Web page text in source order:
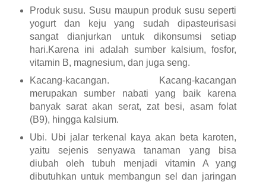
Produk susu. Susu maupun produk susu seperti
yogurt dan keju yang sudah dipasteurisasi
sangat dianjurkan untuk dikonsumsi setiap
hari.Karena ini adalah sumber kalsium, fosfor,
vitamin B, magnesium, dan juga seng.
Kacang-kacangan. Kacang-kacangan
merupakan sumber nabati yang baik karena
banyak sarat akan serat, zat besi, asam folat
(B9), hingga kalsium.
Ubi. Ubi jalar terkenal kaya akan beta karoten,
yaitu sejenis senyawa tanaman yang bisa
diubah oleh tubuh menjadi vitamin A yang
dibutuhkan untuk membangun sel dan jaringan